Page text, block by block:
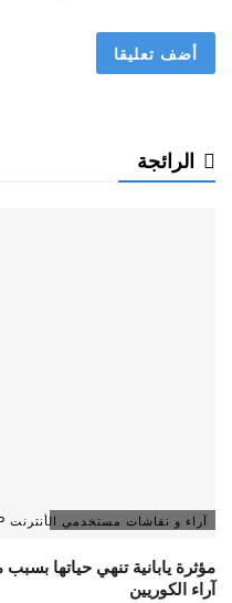
الرائجة
آراء و نقاشات مستخدمي الأنترنت KPOP
مؤثرة يابانية تنهي حياتها
آراء الكوريين